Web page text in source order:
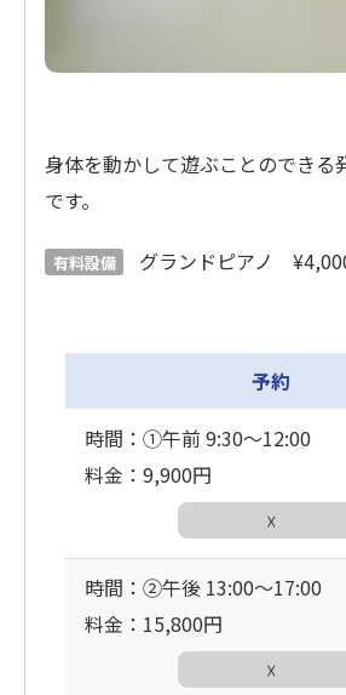
身体を動かして遊ぶことのできる
です。
有料設備 グランドピアノ
予約
時間：①午前 9:30〜12:00
料金：9,900円
☓
時間：②午後 13:00〜17:00
料金：15,800円
☓